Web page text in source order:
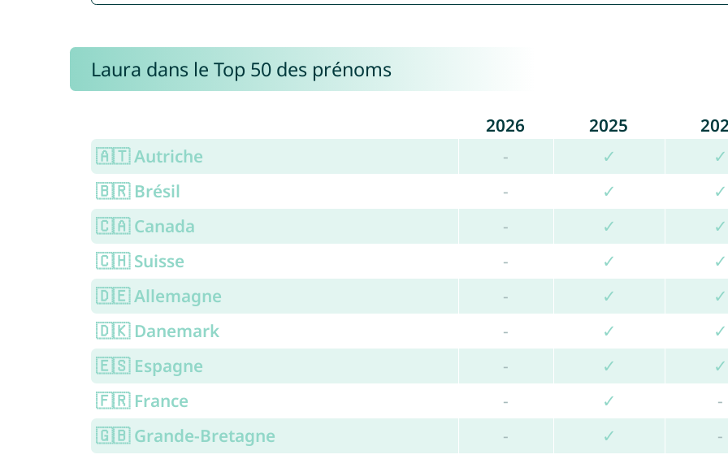
Laura dans le Top 50 des prénoms
2026 2025
🇦🇹 Autriche
- ✓
✓
🇧🇷 Brésil
- ✓
✓
🇨🇦 Canada
- ✓
✓
🇨🇭 Suisse
- ✓
✓
🇩🇪 Allemagne
- ✓
✓
🇩🇰 Danemark
- ✓
✓
🇪🇸 Espagne
- ✓
✓
🇫🇷 France
- ✓
-
🇬🇧 Grande-Bretagne
- ✓ -